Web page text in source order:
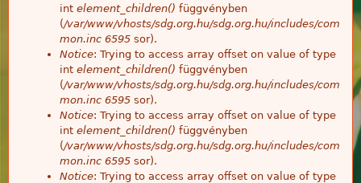
int element_children() függvényben
(/var/www/vhosts/sdg.org.hu/sdg.org.hu/includes/com
mon.inc 6595 sor).
Notice: Trying to access array offset on value of type
int element_children() függvényben
(/var/www/vhosts/sdg.org.hu/sdg.org.hu/includes/com
mon.inc 6595 sor).
Notice: Trying to access array offset on value of type
int element_children() függvényben
(/var/www/vhosts/sdg.org.hu/sdg.org.hu/includes/com
mon.inc 6595 sor).
Notice: Trying to access array offset on value of type